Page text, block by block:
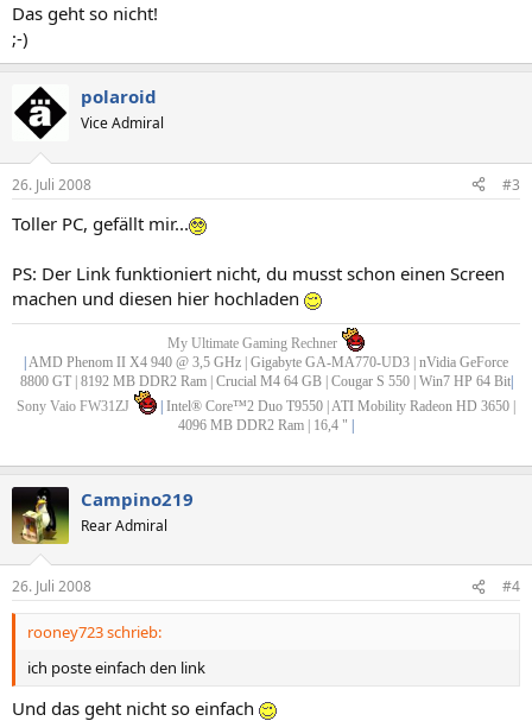
Das geht so nicht!
;-)
polaroid
Vice Admiral
26. Juli 2008 #3
Toller PC, gefällt mir...
PS: Der Link funktioniert nicht, du musst schon einen Screen
machen und diesen hier hochladen
My Ultimate Gaming Rechner
| AMD Phenom II X4 940 @ 3,5 GHz | Gigabyte GA-MA770-UD3 | nVidia GeForce
8800 GT | 8192 MB DDR2 Ram | Crucial M4 64 GB | Cougar S 550 | Win7 HP 64 Bit|
Sony Vaio FW31ZJ
| Intel® Core™2 Duo T9550 | ATI Mobility Radeon HD 3650 |
4096 MB DDR2 Ram | 16,4 " |
Campino219
Rear Admiral
26. Juli 2008 #4
rooney723 schrieb:
ich poste einfach den link
Und das geht nicht so einfach